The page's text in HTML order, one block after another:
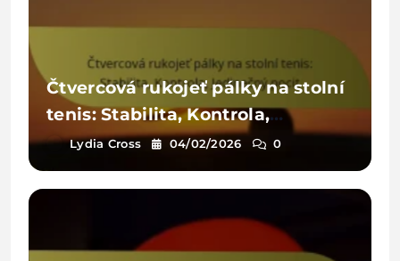
Čtvercová rukojeť pálky na stolní
tenis: Stabilita, Kontrola,
Jedinečný pocit
Lydia Cross 04/02/2026 0